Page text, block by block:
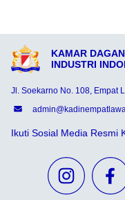
KAMAR
INDUSTRI
Jl. Soekarno No. 108, Empat
Ikuti Sosial Media Resmi